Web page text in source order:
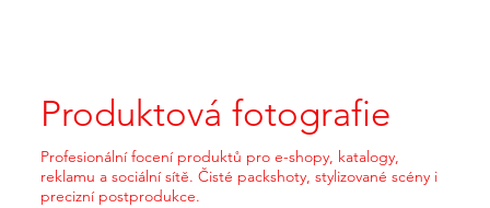
Produktová fotografie
Profesionální focení produktů pro e-shopy, katalogy,
reklamu a sociální sítě. Čisté packshoty, stylizované scény i
precizní postprodukce.